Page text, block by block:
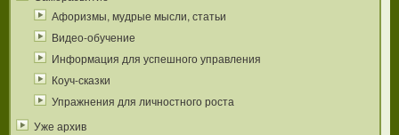
Афоризмы, мудрые мысли, статьи
Видео-обучение
Информация для успешного управления
Коуч-сказки
Упражнения для личностного роста
Уже архив